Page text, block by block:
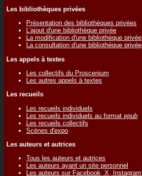
Les bibliothèques privées
Présentation des bibliothèques privées
L'ajout d'une bibliothèque privée
La modification d'une bibliothèque privée
La consultation d'une bibliothèque privée
Les appels à textes
Les collectifs du Proscenium
Les autres appels à textes
Les recueils
Les recueils individuels
Les recueils individuels au format epub
Les recueils collectifs
Scènes d'expo
Les auteurs et autrices
Tous les auteurs et autrices
Les auteurs ayant un site personnel
Les auteurs sur Facebook, X, Instagram